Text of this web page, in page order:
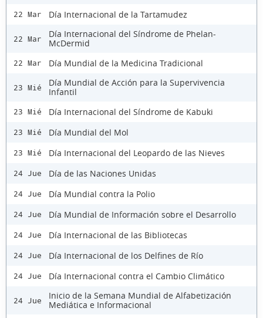
22 Mar Día Internacional de la Tartamudez
22 Mar
Día Internacional del Síndrome de Phelan-
McDermid
22 Mar Día Mundial de la Medicina Tradicional
23 Mié
Día Mundial de Acción para la Supervivencia
Infantil
23 Mié Día Internacional del Síndrome de Kabuki
23 Mié Día Mundial del Mol
23 Mié Día Internacional del Leopardo de las Nieves
24 Jue Día de las Naciones Unidas
24 Jue Día Mundial contra la Polio
24 Jue Día Mundial de Información sobre el Desarrollo
24 Jue Día Internacional de las Bibliotecas
24 Jue Día Internacional de los Delfines de Río
24 Jue Día Internacional contra el Cambio Climático
24 Jue
Inicio de la Semana Mundial de Alfabetización
Mediática e Informacional